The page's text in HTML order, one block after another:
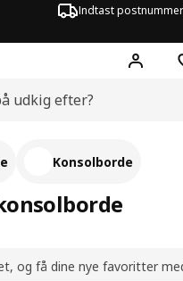
Indtast postnummer
Hej!
og få dine nye favoritter
Konsolborde